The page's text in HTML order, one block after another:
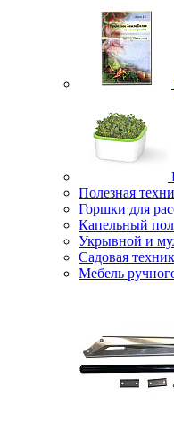
Полезная
Горшки для
Капельный
Укрывной и
Садовая
Мебель